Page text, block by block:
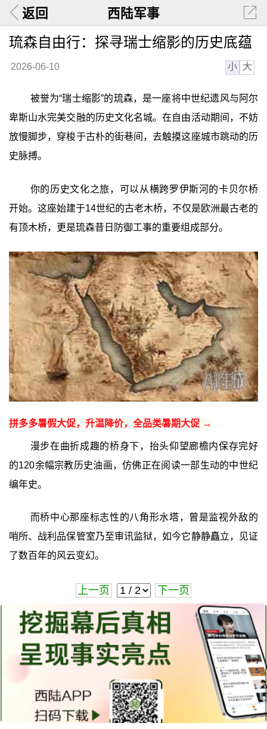
返回 西陆军事
琉森自由行：探寻瑞士缩影的历史底蕴
2026-06-10 小 大
被誉为“瑞士缩影”的琉森，是一座将中世纪遗风与阿尔
卑斯山水完美交融的历史文化名城。在自由活动期间，不妨
放慢脚步，穿梭于古朴的街巷间，去触摸这座城市跳动的历
史脉搏。
你的历史文化之旅，可以从横跨罗伊斯河的卡贝尔桥
开始。这座始建于14世纪的古老木桥，不仅是欧洲最古老的
有顶木桥，更是琉森昔日防御工事的重要组成部分。
拼多多暑假大促，升温降价，全品类暑期大促 →
漫步在曲折成趣的桥身下，抬头仰望廊檐内保存完好
的120余幅宗教历史油画，仿佛正在阅读一部生动的中世纪
编年史。
而桥中心那座标志性的八角形水塔，曾是监视外敌的
哨所、战利品保管室乃至审讯监狱，如今它静静矗立，见证
了数百年的风云变幻。
上一页 下一页